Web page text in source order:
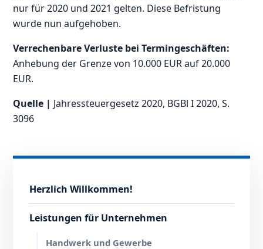
nur für 2020 und 2021 gelten. Diese Befristung
wurde nun aufgehoben.
Verrechenbare Verluste bei Termingeschäften:
Anhebung der Grenze von 10.000 EUR auf 20.000
EUR.
Quelle | Jahressteuergesetz 2020, BGBl I 2020, S.
3096
Herzlich Willkommen!
Leistungen für Unternehmen
Handwerk und Gewerbe